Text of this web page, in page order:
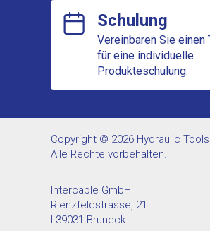
Schulung
Vereinbaren Sie einen
für eine individuelle
Produkteschulung.
Copyright © 2026 Hydraulic Tools
Alle Rechte vorbehalten.
Intercable GmbH
Rienzfeldstrasse, 21
I-39031 Bruneck